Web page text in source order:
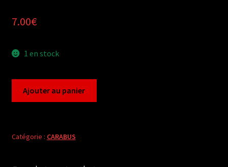
7.00€
1 en stock
hunanicola
Ajouter au panier
Catégorie : CARABUS